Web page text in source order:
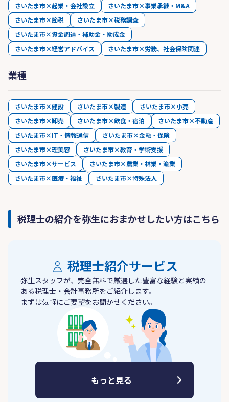
さいたま市×起業・会社設立
さいたま市×事業承継・M&A
さいたま市×節税
さいたま市×税務調査
さいたま市×資金調達・補助金・助成金
さいたま市×経営アドバイス
さいたま市×労務、社会保険関連
業種
さいたま市×建設 さいたま市×製造
さいたま市×小売
さいたま市×卸売
さいたま市×飲食・宿泊
さいたま市×不動産
さいたま市×IT・情報通信
さいたま市×金融・保険
さいたま市×理美容
さいたま市×教育・学術支援
さいたま市×サービス
さいたま市×農業・林業・漁業
さいたま市×医療・福祉
さいたま市×特殊法人
税理士の紹介を弥生におまかせしたい方はこちら
税理士紹介サービス
弥生スタッフが、完全無料で厳選した豊富な経験と実績の
ある税理士・会計事務所をご紹介します。
まずは気軽にご要望をお聞かせください。
もっと見る